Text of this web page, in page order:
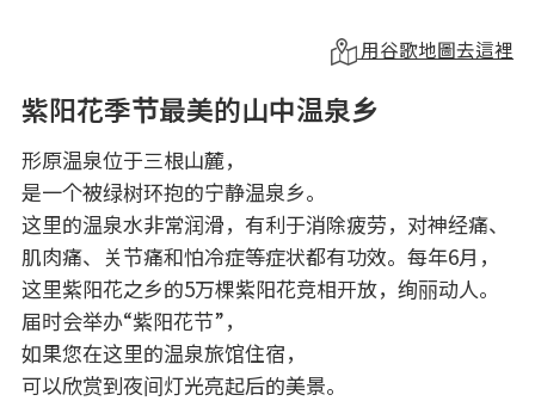
用谷歌地圖去這裡
紫阳花季节最美的山中温泉乡
形原温泉位于三根山麓，
是一个被绿树环抱的宁静温泉乡。
这里的温泉水非常润滑，有利于消除疲劳，对神经痛、
肌肉痛、关节痛和怕冷症等症状都有功效。每年6月，
这里紫阳花之乡的5万棵紫阳花竞相开放，绚丽动人。
届时会举办“紫阳花节”，
如果您在这里的温泉旅馆住宿，
可以欣赏到夜间灯光亮起后的美景。